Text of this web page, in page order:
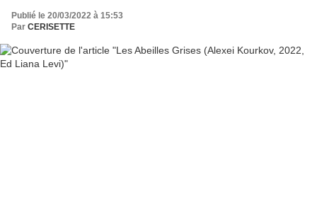
Publié le 20/03/2022 à 15:53
Par CERISETTE